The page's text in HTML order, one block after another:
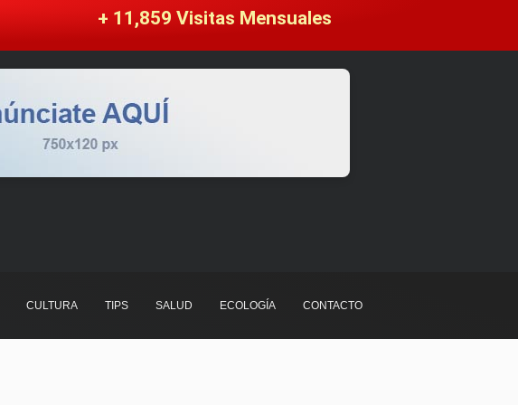
+ 11,859 Visitas Mensuales
CULTURA TIPS SALUD ECOLOGÍA CONTACTO